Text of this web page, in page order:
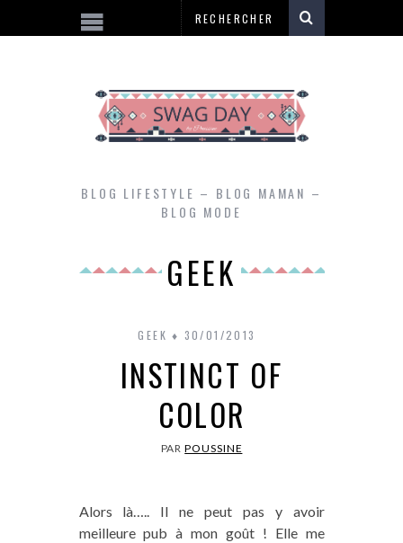
BLOG LIFESTYLE – BLOG MAMAN –
BLOG MODE
GEEK
GEEK 30/01/2013
INSTINCT OF
COLOR
PARPOUSSINE
Alors là….. Il ne peut pas y avoir
meilleure pub à mon goût ! Elle me